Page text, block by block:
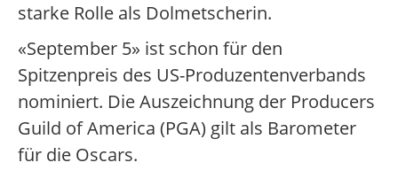
starke Rolle als Dolmetscherin.
«September 5» ist schon für den
Spitzenpreis des US-Produzentenverbands
nominiert. Die Auszeichnung der Producers
Guild of America (PGA) gilt als Barometer
für die Oscars.